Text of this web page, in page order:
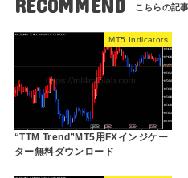
RECOMMEND
MT5 Indicators
“TTM Trend”MT5用FXインジケー
ター無料ダウンロード